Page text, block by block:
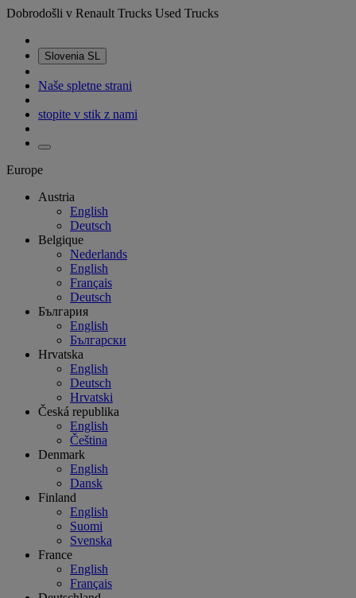
Dobrodošli v Renault Trucks Used Trucks
Slovenia SL
Naše spletne strani
stopite v stik z nami
Europe
Austria
English
Deutsch
Belgique
Nederlands
English
Français
Deutsch
България
English
Български
Hrvatska
English
Deutsch
Hrvatski
Česká republika
English
Čeština
Denmark
English
Dansk
Finland
English
Suomi
Svenska
France
English
Français